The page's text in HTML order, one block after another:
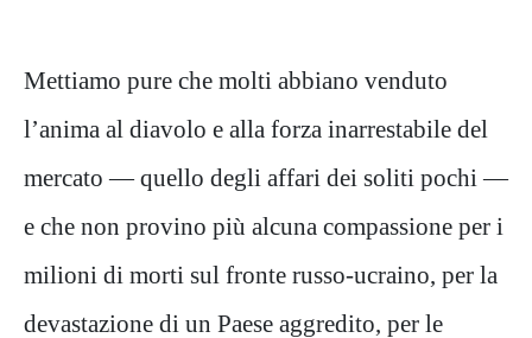
Mettiamo pure che molti abbiano venduto
l’anima al diavolo e alla forza inarrestabile del
mercato — quello degli affari dei soliti pochi —
e che non provino più alcuna compassione per i
milioni di morti sul fronte russo-ucraino, per la
devastazione di un Paese aggredito, per le